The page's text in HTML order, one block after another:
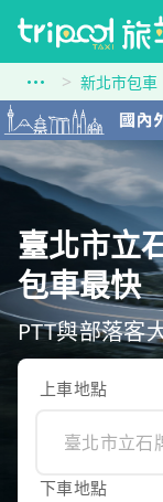
新北市包車
臺北市立
包車最快
PTT與部落客
上車地點
下車地點